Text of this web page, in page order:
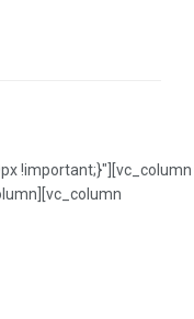
!important;}"][vc_column